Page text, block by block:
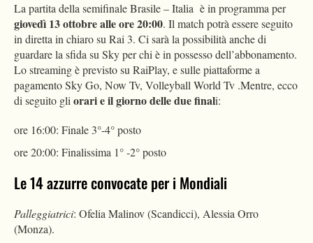
La partita della semifinale Brasile – Italia è in programma per
giovedì 13 ottobre alle ore 20:00. Il match potrà essere seguito
in diretta in chiaro su Rai 3. Ci sarà la possibilità anche di
guardare la sfida su Sky per chi è in possesso dell’abbonamento.
Lo streaming è previsto su RaiPlay, e sulle piattaforme a
pagamento Sky Go, Now Tv, Volleyball World Tv .Mentre, ecco
di seguito gliorari e il giorno delle due finali:
ore 16:00: Finale 3°-4° posto
ore 20:00: Finalissima 1° -2° posto
Le 14 azzurre convocate per i Mondiali
Palleggiatrici: Ofelia Malinov (Scandicci), Alessia Orro
(Monza).